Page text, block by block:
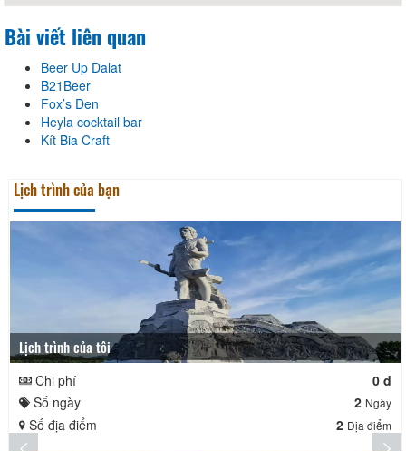
Bài viết liên quan
Beer Up Dalat
B21Beer
Fox’s Den
Heyla cocktail bar
Kít Bia Craft
Lịch trình của bạn
Lịch trình của tôi
Chi phí
0 đ
Số ngày
2 Ngày
Số địa điểm 2 Địa điểm